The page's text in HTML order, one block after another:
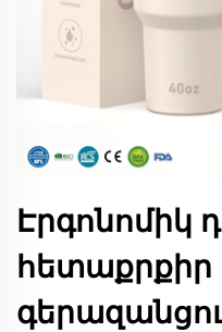
Էրգոնոմիկ
հետաքրքիր